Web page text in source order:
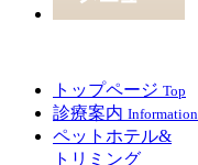
トップページ Top
診療案内 Information
ペットホテル&
トリミング